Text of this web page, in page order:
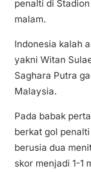
penalti di
malam.
Indonesia kalah
yakni Witan
Saghara Putra
Malaysia.
Pada babak
berkat gol
berusia dua
skor menjadi 1-1